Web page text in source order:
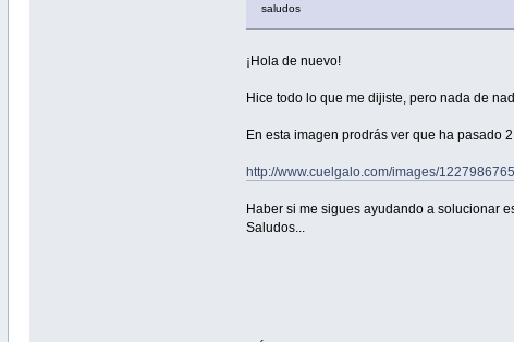
saludos
¡Hola de nuevo!
Hice todo lo que me dijiste, pero nada de
En esta imagen prodrás ver que ha pasado
http://www.cuelgalo.com/images/
Haber si me sigues ayudando a solucionar
Saludos...